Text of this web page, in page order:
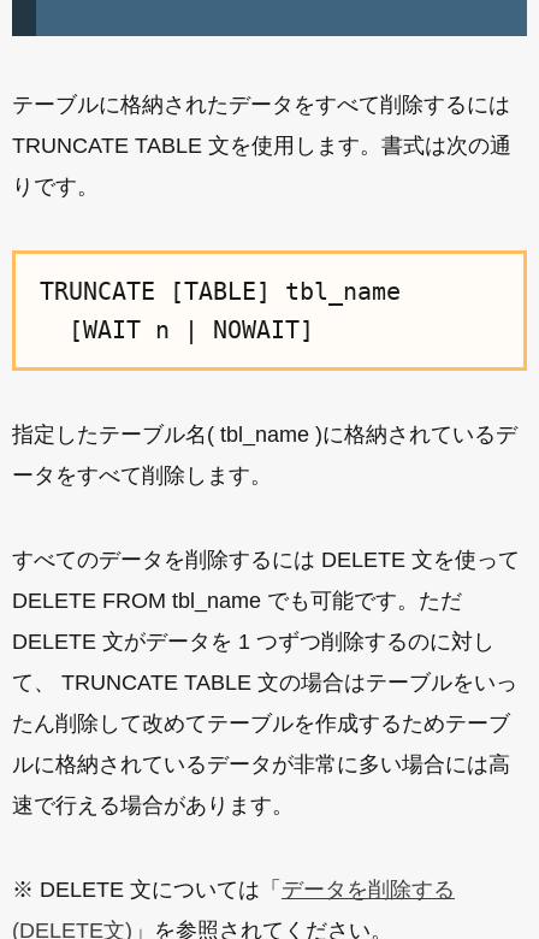
テーブルに格納されたデータをすべて削除するには
TRUNCATE TABLE 文を使用します。書式は次の通
りです。
TRUNCATE [TABLE] tbl_name
指定したテーブル名( tbl_name )に格納されているデ
ータをすべて削除します。
すべてのデータを削除するには DELETE 文を使って
DELETE FROM tbl_name でも可能です。ただ
DELETE 文がデータを 1 つずつ削除するのに対し
て、 TRUNCATE TABLE 文の場合はテーブルをいっ
たん削除して改めてテーブルを作成するためテーブ
ルに格納されているデータが非常に多い場合には高
速で行える場合があります。
※ DELETE 文については「 データを削除する
(DELETE文) 」を参照されてください。